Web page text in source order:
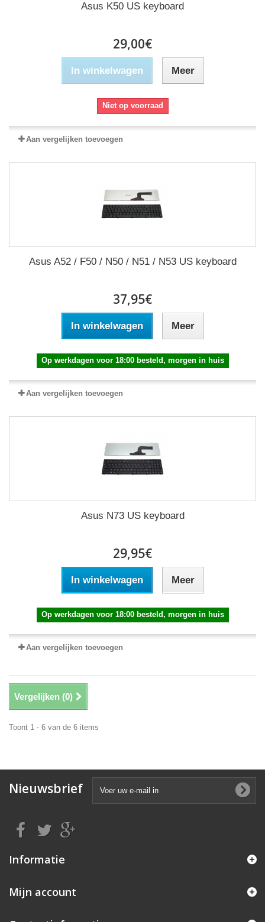
Asus K50 US keyboard
29,00€
In winkelwagen Meer
Niet op voorraad
Aan vergelijken toevoegen
Asus A52 / F50 / N50 / N51 / N53 US keyboard
37,95€
In winkelwagen Meer
Op werkdagen voor 18:00 besteld, morgen in huis
Aan vergelijken toevoegen
Asus N73 US keyboard
29,95€
In winkelwagen Meer
Op werkdagen voor 18:00 besteld, morgen in huis
Aan vergelijken toevoegen
Vergelijken (0)
Toont 1 - 6 van de 6 items
Nieuwsbrief
Informatie
Mijn account